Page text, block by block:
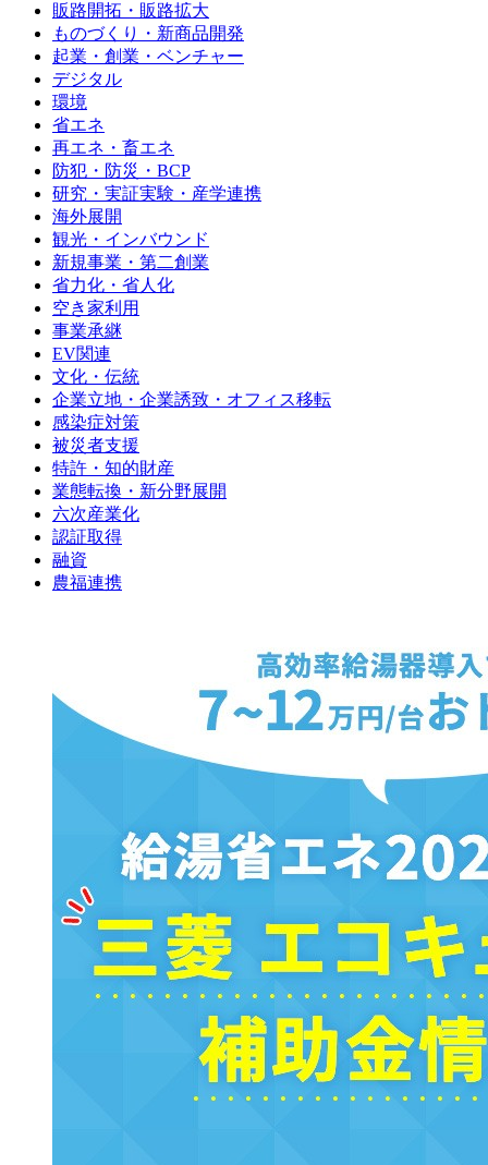
販路開拓・販路拡大
ものづくり・新商品開発
起業・創業・ベンチャー
デジタル
環境
省エネ
再エネ・畜エネ
防犯・防災・BCP
研究・実証実験・産学連携
海外展開
観光・インバウンド
新規事業・第二創業
省力化・省人化
空き家利用
事業承継
EV関連
文化・伝統
企業立地・企業誘致・オフィス移転
感染症対策
被災者支援
特許・知的財産
業態転換・新分野展開
六次産業化
認証取得
融資
農福連携